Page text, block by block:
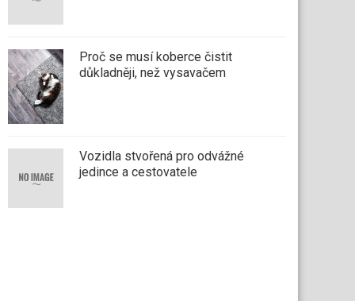
Proč se musí koberce čistit
důkladněji, než vysavačem
Vozidla stvořená pro odvážné
jedince a cestovatele